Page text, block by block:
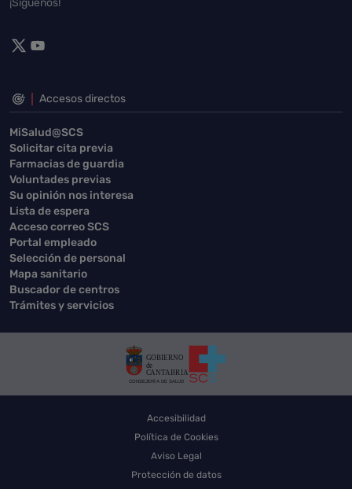
¡Síguenos!
Accesos directos
MiSalud@SCS
Solicitar cita previa
Farmacias de guardia
Voluntades previas
Su opinión nos interesa
Lista de espera
Acceso correo SCS
Portal empleado
Selección de personal
Mapa sanitario
Buscador de centros
Trámites y servicios
Accesibilidad
Política de Cookies
Aviso Legal
Protección de datos